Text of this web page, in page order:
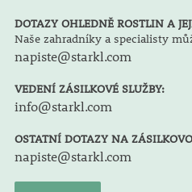
DOTAZY OHLEDNĚ ROSTLIN A
Naše zahradníky a specialisty
napiste@starkl.com
VEDENÍ ZÁSILKOVÉ SLUŽBY:
info@starkl.com
OSTATNÍ DOTAZY NA
napiste@starkl.com